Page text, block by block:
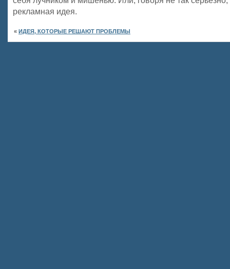
рекламная идея.
« ИДЕЯ, КОТОРЫЕ РЕШАЮТ ПРОБЛЕМЫ